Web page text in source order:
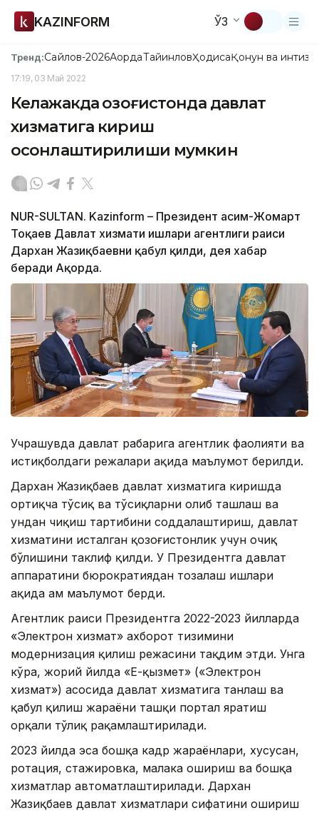
KAZINFORM ЎЗ
Тренд:Сайлов-2026АқордаТайинловҲодисаҚонун ва
17:19, 03 Май 2022
Келажакда Қозоғистонда давлат
хизматига кириш
осонлаштирилиши мумкин
NUR-SULTAN. Kazinform – Президент Қасим-Жомарт
Тоқаев Давлат хизмати ишлари агентлиги раиси
Дархан Жазиқбаевни қабул қилди, дея хабар
беради Ақорда.
Учрашувда давлат раҳбарига агентлик фаолияти ва
истиқболдаги режалари ҳақида маълумот берилди.
Дархан Жазиқбаев давлат хизматига киришда
ортиқча тўсиқ ва тўсиқларни олиб ташлаш ва
ундан чиқиш тартибини соддалаштириш, давлат
хизматини исталган қозоғистонлик учун очиқ
бўлишини таклиф қилди. У Президентга давлат
аппаратини бюрократиядан тозалаш ишлари
ҳақида ҳам маълумот берди.
Агентлик раиси Президентга 2022-2023 йилларда
«Электрон хизмат» ахборот тизимини
модернизация қилиш режасини тақдим этди. Унга
кўра, жорий йилда «Е-қызмет» («Электрон
хизмат») асосида давлат хизматига танлаш ва
қабул қилиш жараёни ташқи портал яратиш
орқали тўлиқ рақамлаштирилади.
2023 йилда эса бошқа кадр жараёнлари, хусусан,
ротация, стажировка, малака ошириш ва бошқа
хизматлар автоматлаштирилади. Дархан
Жазиқбаев давлат хизматлари сифатини ошириш